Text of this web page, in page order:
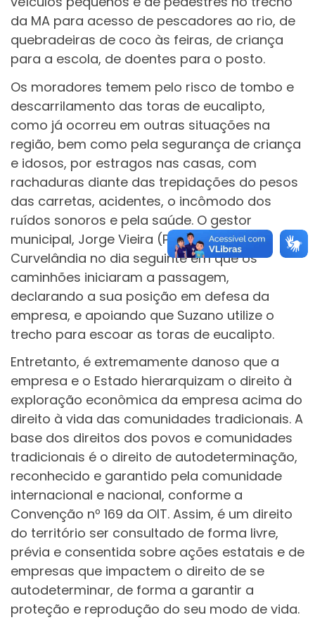
da MA para acesso de pescadores ao rio, de
quebradeiras de coco às feiras, de criança
para a escola, de doentes para o posto.
Os moradores temem pelo risco de tombo e
descarrilamento das toras de eucalipto,
como já ocorreu em outras situações na
região, bem como pela segurança de criança
e idosos, por estragos nas casas, com
rachaduras diante das trepidações do pesos
das carretas, acidentes, o incômodo dos
ruídos sonoros e pela saúde. O gestor
municipal, Jorge Vieira (PL), esteve em
Curvelândia no dia seguinte em que os
caminhões iniciaram a passagem,
declarando a sua posição em defesa da
empresa, e apoiando que Suzano utilize o
trecho para escoar as toras de eucalipto.
Entretanto, é extremamente danoso que a
empresa e o Estado hierarquizam o direito à
exploração econômica da empresa acima do
direito à vida das comunidades tradicionais. A
base dos direitos dos povos e comunidades
tradicionais é o direito de autodeterminação,
reconhecido e garantido pela comunidade
internacional e nacional, conforme a
Convenção nº 169 da OIT. Assim, é um direito
do território ser consultado de forma livre,
prévia e consentida sobre ações estatais e de
empresas que impactem o direito de se
autodeterminar, de forma a garantir a
proteção e reprodução do seu modo de vida.